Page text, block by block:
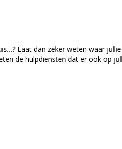
Laat dan zeker weten waar
de hulpdiensten dat er ook op